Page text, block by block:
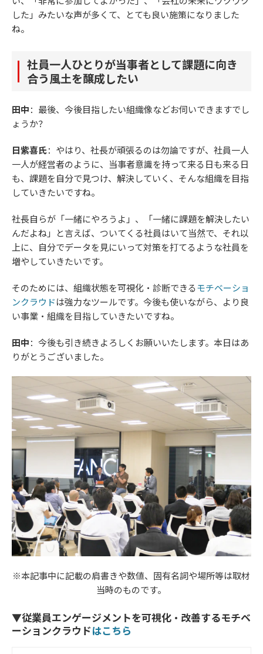
した」みたいな声が多くて、とても良い施策になりました
ね。
社員一人ひとりが当事者として課題に向き
合う風土を醸成したい
田中：最後、今後目指したい組織像などお伺いできますでし
ょうか？
日紫喜氏：やはり、社長が頑張るのは勿論ですが、社員一人
一人が経営者のように、当事者意識を持って来る日も来る日
も、課題を自分で見つけ、解決していく、そんな組織を目指
していきたいですね。
社長自らが「一緒にやろうよ」、「一緒に課題を解決したい
んだよね」と言えば、ついてくる社員はいて当然で、それ以
上に、自分でデータを見にいって対策を打てるような社員を
増やしていきたいです。
そのためには、組織状態を可視化・診断できるモチベーショ
ンクラウドは強力なツールです。今後も使いながら、より良
い事業・組織を目指していきたいですね。
田中：今後も引き続きよろしくお願いいたします。本日はあ
りがとうございました。
※本記事中に記載の肩書きや数値、固有名詞や場所等は取材
当時のものです。
▼従業員エンゲージメントを可視化・改善する​​​​​​​モチベ
ーションクラウドはこちら